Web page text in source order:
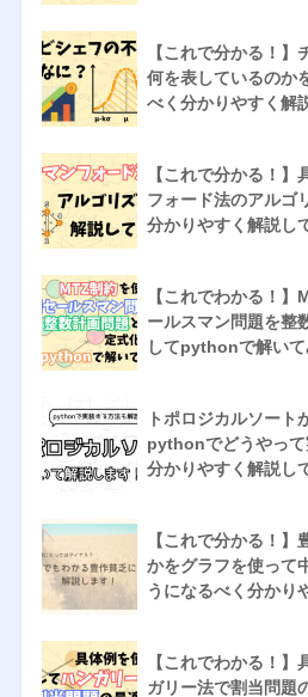
【これで分かる！
何を表しているのか
べく分かりやすく解
【これで分かる！
フォード法のアルゴ
分かりやすく解説し
【これでわかる！
ールスマン問題を整
してpythonで解いて
トポロジカルソート
pythonでどうやって
分かりやすく解説し
【これで分かる！
かをグラフを使って
うになるべく分かり
【これでわかる！
ガリー法で割当問題